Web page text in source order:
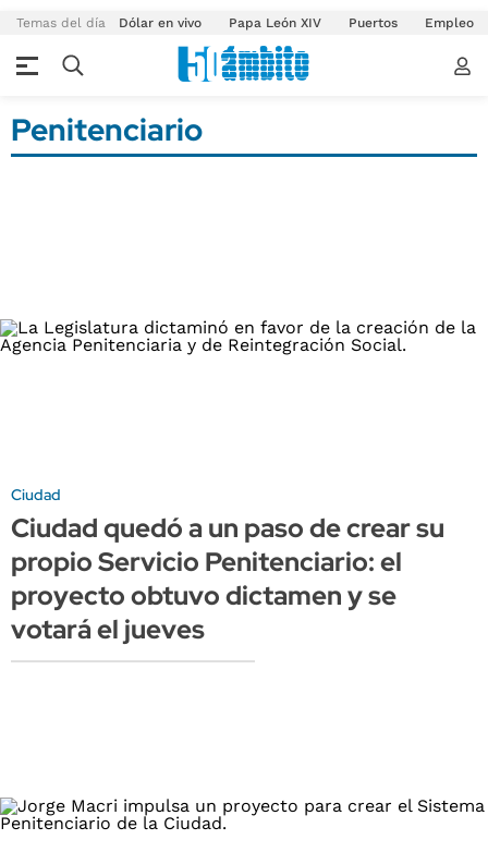
Temas del día Dólar en vivo Papa León XIV Puertos Empleo
Penitenciario
Ciudad
Ciudad quedó a un paso de crear su
propio Servicio Penitenciario: el
proyecto obtuvo dictamen y se
votará el jueves